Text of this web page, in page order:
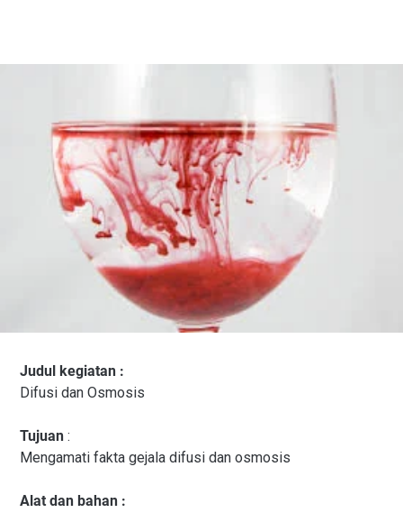
Judul kegiatan :
Difusi dan Osmosis
Tujuan :
Mengamati fakta gejala difusi dan osmosis
Alat dan bahan :